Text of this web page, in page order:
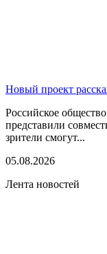
Новый проект
Российское
представили
зрители смогут...
05.08.2026
Лента новостей